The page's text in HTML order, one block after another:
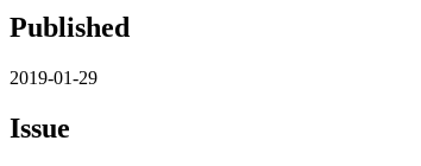
Published
2019-01-29
Issue